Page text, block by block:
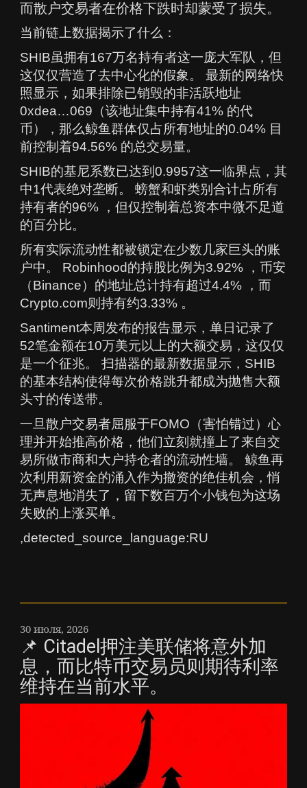
而散户交易者在价格下跌时却蒙受了损失。
当前链上数据揭示了什么：
SHIB虽拥有167万名持有者这一庞大军队，但
这仅仅营造了去中心化的假象。 最新的网络快
照显示，如果排除已销毁的非活跃地址
0xdea…069（该地址集中持有41% 的代
币），那么鲸鱼群体仅占所有地址的0.04% 目
前控制着94.56% 的总交易量。
SHIB的基尼系数已达到0.9957这一临界点，其
中1代表绝对垄断。 螃蟹和虾类别合计占所有
持有者的96% ，但仅控制着总资本中微不足道
的百分比。
所有实际流动性都被锁定在少数几家巨头的账
户中。 Robinhood的持股比例为3.92% ，币安
（Binance）的地址总计持有超过4.4% ，而
Crypto.com则持有约3.33% 。
Santiment本周发布的报告显示，单日记录了
52笔金额在10万美元以上的大额交易，这仅仅
是一个征兆。 扫描器的最新数据显示，SHIB
的基本结构使得每次价格跳升都成为抛售大额
头寸的传送带。
一旦散户交易者屈服于FOMO（害怕错过）心
理并开始推高价格，他们立刻就撞上了来自交
易所做市商和大户持仓者的流动性墙。 鲸鱼再
次利用新资金的涌入作为撤资的绝佳机会，悄
无声息地消失了，留下数百万个小钱包为这场
失败的上涨买单。
,detected_source_language:RU
30 июля, 2026
📌 Citadel押注美联储将意外加
息，而比特币交易员则期待利率
维持在当前水平。